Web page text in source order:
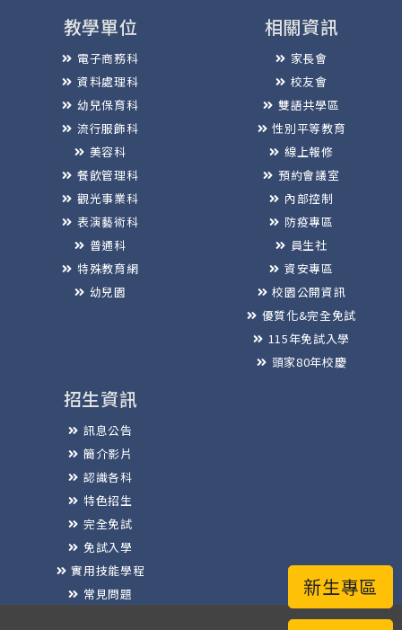
新生專區
教學單位
電子商務科
資料處理科
幼兒保育科
流行服飾科
美容科
餐飲管理科
觀光事業科
表演藝術科
普通科
特殊教育網
幼兒園
相關資訊
家長會
校友會
雙語共學區
性別平等教育
線上報修
預約會議室
內部控制
防疫專區
員生社
資安專區
校園公開資訊
優質化&完全免試
115年免試入學
頭家80年校慶
招生資訊
訊息公告
簡介影片
認識各科
特色招生
完全免試
免試入學
實用技能學程
常見問題